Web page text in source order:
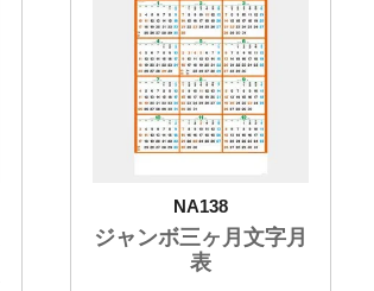
NA138
ジャンボ三ヶ月文字月
表